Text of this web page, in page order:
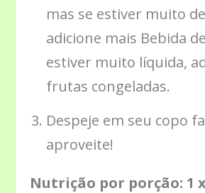
mas se estiver muito
adicione mais Bebida
estiver muito líquida,
frutas congeladas.
Despeje em seu copo
aproveite!
Nutrição por porção: 1